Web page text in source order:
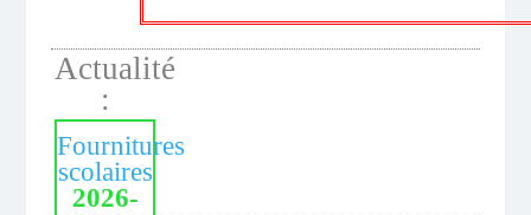
Actualité
:
Fournitures
scolaires
2026-